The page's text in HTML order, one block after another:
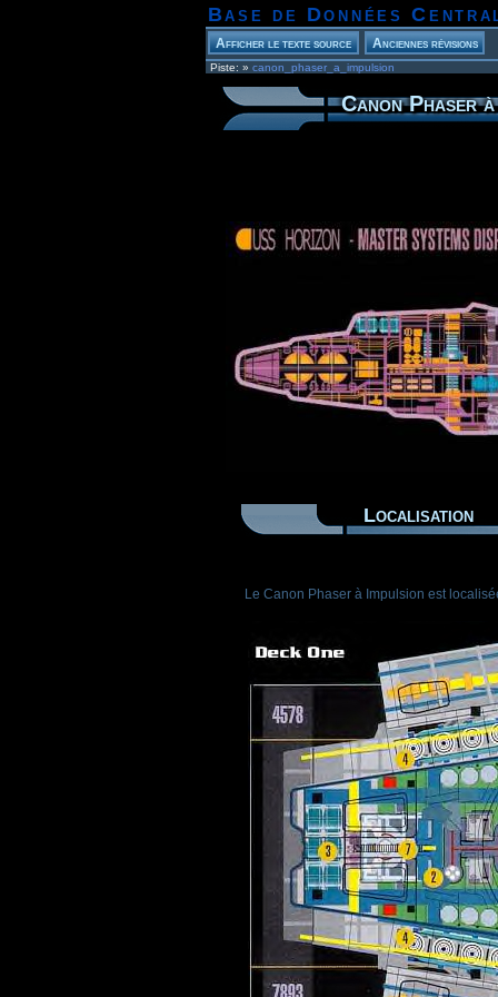
Base de Données
Piste: » canon_phaser_a_impulsion
Canon Phaser
Localisation
Le Canon Phaser à Impulsion est